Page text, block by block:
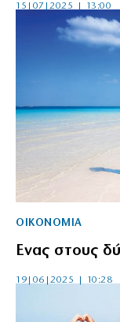
15|07|2025 | 13:00
ΟΙΚΟΝΟΜΙΑ
Ενας στους
19|06|2025 | 10:28